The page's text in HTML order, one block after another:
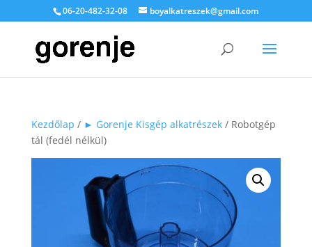
06-20-482-32-08 boyalkatreszek@gmail.com
Kezdőlap / ► Gorenje Kisgép alkatrészek/ Robotgép
tál (fedél nélkül)